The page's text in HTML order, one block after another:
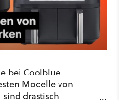
bei Coolblue
Modelle von
drastisch